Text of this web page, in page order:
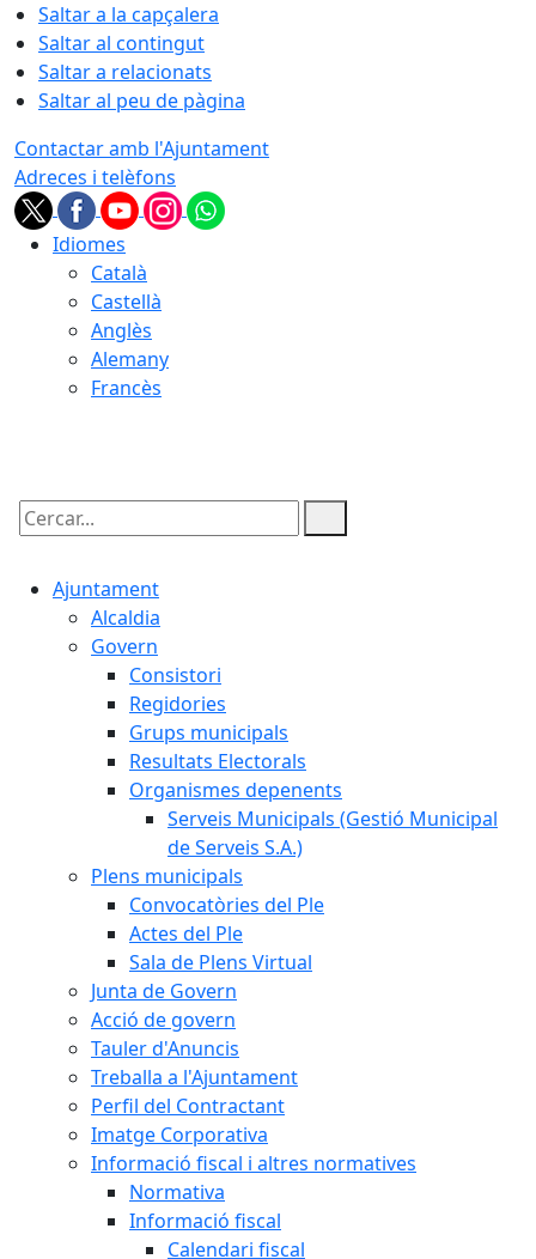
Saltar a la capçalera
Saltar al contingut
Saltar a relacionats
Saltar al peu de pàgina
Contactar amb l'Ajuntament
Adreces i telèfons
Idiomes
Català
Castellà
Anglès
Alemany
Francès
Cercar:
Ajuntament
Alcaldia
Govern
Consistori
Regidories
Grups municipals
Resultats Electorals
Organismes depenents
Serveis Municipals (Gestió Municipal
de Serveis S.A.)
Plens municipals
Convocatòries del Ple
Actes del Ple
Sala de Plens Virtual
Junta de Govern
Acció de govern
Tauler d'Anuncis
Treballa a l'Ajuntament
Perfil del Contractant
Imatge Corporativa
Informació fiscal i altres normatives
Normativa
Informació fiscal
Calendari fiscal